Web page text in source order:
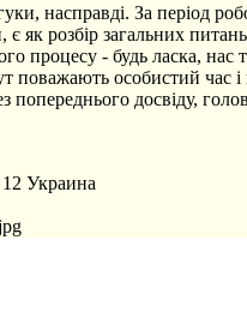
насправді. За період
є як розбір загальних
процесу - будь ласка, нас
поважають особистий час
попереднього досвіду,
Украина